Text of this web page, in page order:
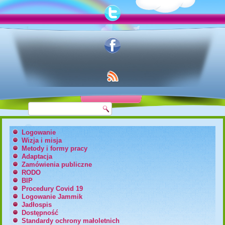
Logowanie
Wizja i misja
Metody i formy pracy
Adaptacja
Zamówienia publiczne
RODO
BIP
Procedury Covid 19
Logowanie Jammik
Jadłospis
Dostępność
Standardy ochrony małoletnich